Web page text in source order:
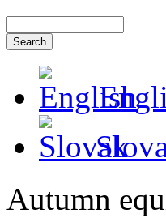
Autumn